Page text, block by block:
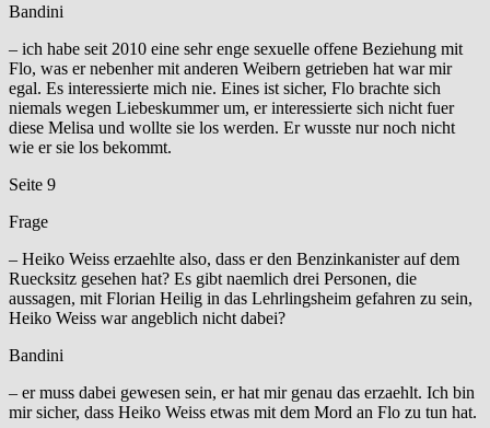
Bandini
– ich habe seit 2010 eine sehr enge sexuelle offene Beziehung mit
Flo, was er nebenher mit anderen Weibern getrieben hat war mir
egal. Es interessierte mich nie. Eines ist sicher, Flo brachte sich
niemals wegen Liebeskummer um, er interessierte sich nicht fuer
diese Melisa und wollte sie los werden. Er wusste nur noch nicht
wie er sie los bekommt.
Seite 9
Frage
– Heiko Weiss erzaehlte also, dass er den Benzinkanister auf dem
Ruecksitz gesehen hat? Es gibt naemlich drei Personen, die
aussagen, mit Florian Heilig in das Lehrlingsheim gefahren zu sein,
Heiko Weiss war angeblich nicht dabei?
Bandini
– er muss dabei gewesen sein, er hat mir genau das erzaehlt. Ich bin
mir sicher, dass Heiko Weiss etwas mit dem Mord an Flo zu tun hat.